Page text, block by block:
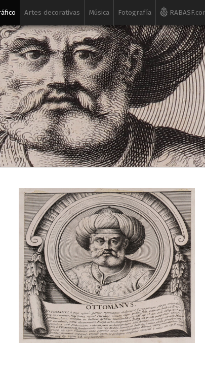
Artes decorativas Música Fotografía